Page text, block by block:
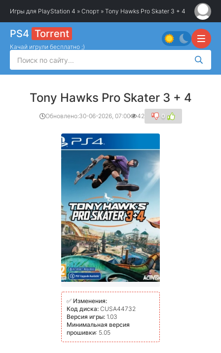
Игры для PlayStation 4 » Спорт » Tony Hawks Pro Skater 3 + 4
PS4 Torrent
Качай игрули бесплатно ;)
Tony Hawks Pro Skater 3 + 4
Обновлено:30-06-2026, 07:00 42 0
✅ Изменения:
Код диска: CUSA44732
Версия игры: 1.03
Минимальная версия
прошивки: 5.05